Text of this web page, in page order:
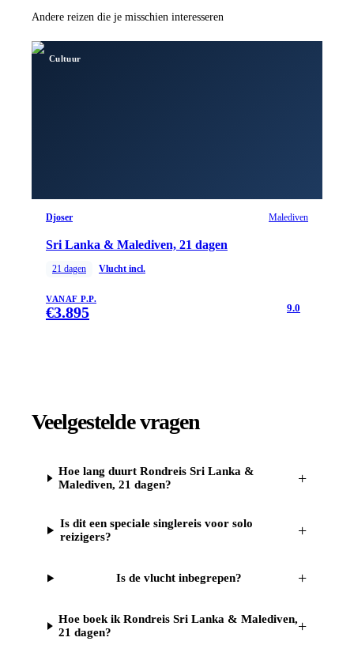
Andere reizen die je misschien interesseren
Cultuur
Djoser Malediven
Sri Lanka & Malediven, 21 dagen
21 dagen Vlucht incl.
VANAF P.P.
€3.895 9.0
Veelgestelde vragen
Hoe lang duurt Rondreis Sri Lanka &
Malediven, 21 dagen?
+
Is dit een speciale singlereis voor solo
reizigers?
+
Is de vlucht inbegrepen? +
Hoe boek ik Rondreis Sri Lanka & Malediven,
21 dagen?
+